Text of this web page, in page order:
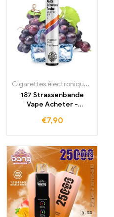
,Cigarettes électroniques
Cigarettes électroniques jetables
187 Strassenbande
Vape Acheter -
jetable
€7,90